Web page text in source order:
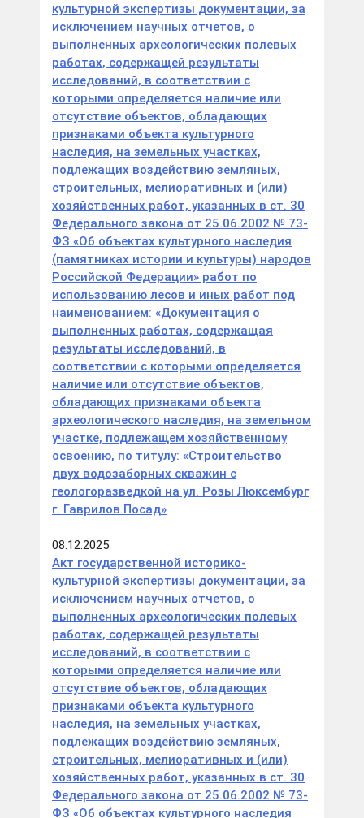
культурной экспертизы документации, за
исключением научных отчетов, о
выполненных археологических полевых
работах, содержащей результаты
исследований, в соответствии с
которыми определяется наличие или
отсутствие объектов, обладающих
признаками объекта культурного
наследия, на земельных участках,
подлежащих воздействию земляных,
строительных, мелиоративных и (или)
хозяйственных работ, указанных в ст. 30
Федерального закона от 25.06.2002 № 73-
ФЗ «Об объектах культурного наследия
(памятниках истории и культуры) народов
Российской Федерации» работ по
использованию лесов и иных работ под
наименованием: «Документация о
выполненных работах, содержащая
результаты исследований, в
соответствии с которыми определяется
наличие или отсутствие объектов,
обладающих признаками объекта
археологического наследия, на земельном
участке, подлежащем хозяйственному
освоению, по титулу: «Строительство
двух водозаборных скважин с
геологоразведкой на ул. Розы Люксембург
г. Гаврилов Посад»
08.12.2025:
Акт государственной историко-
культурной экспертизы документации, за
исключением научных отчетов, о
выполненных археологических полевых
работах, содержащей результаты
исследований, в соответствии с
которыми определяется наличие или
отсутствие объектов, обладающих
признаками объекта культурного
наследия, на земельных участках,
подлежащих воздействию земляных,
строительных, мелиоративных и (или)
хозяйственных работ, указанных в ст. 30
Федерального закона от 25.06.2002 № 73-
ФЗ «Об объектах культурного наследия